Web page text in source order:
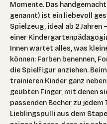
Momente. Das
genannt) ist ein liebevoll
Spielzeug, ideal ab 2
einer
Innen wartet alles, was
können: Farben benennen,
die Spielfigur anziehen.
trainieren Kinder ganz
geübten Finger, mit denen
passenden Becher zu jedem
Lieblingspulli aus dem